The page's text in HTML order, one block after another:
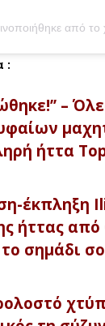
:
–
ήττα
έκπληξη
ήττας από
το σημάδι